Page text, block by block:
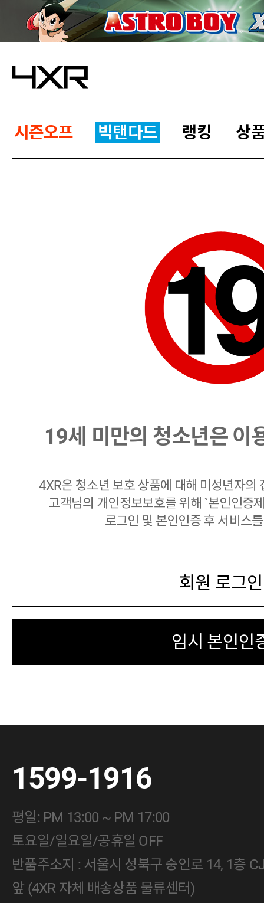
시즌오프 빅탠다드 랭킹 상
19세 미만의 청소년은 이
4XR은 청소년 보호 상품에 대해 미성년자의
고객님의 개인정보보호를 위해 `본인인증
로그인 및 본인인증 후 서비스
회원 로그인
임시 본인인
1599-1916
평일: PM 13:00 ~ PM 17:00
토요일/일요일/공휴일 OFF
반품주소지 : 서울시 성북구 숭인로 14, 1층
앞 (4XR 자체 배송상품 물류센터)